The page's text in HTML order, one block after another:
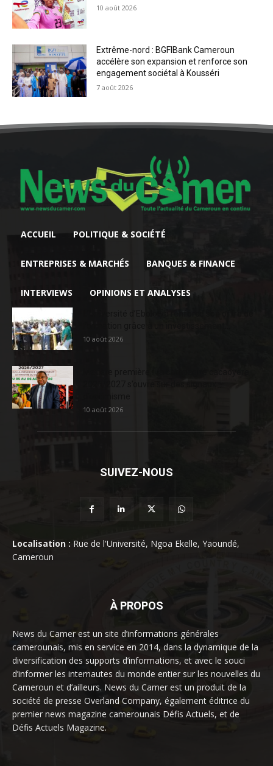
10 août 2026
Extrême-nord : BGFIBank Cameroun
accélère son expansion et renforce son
engagement sociétal à Kousséri
7 août 2026
ACCUEIL POLITIQUE & SOCIÉTÉ
ENTREPRISES & MARCHÉS BANQUES & FINANCE
INTERVIEWS OPINIONS ET ANALYSES
10 août 2026
10 août 2026
SUIVEZ-NOUS
Localisation : Rue de l'Université, Ngoa Ekelle, Yaoundé,
Cameroun
À PROPOS
News du Camer est un site d’informations générales
camerounais, mis en service en 2014, dans la dynamique de la
diversification des supports d’informations, et avec le souci
d’informer les internautes du monde entier sur les nouvelles du
Cameroun et d’ailleurs. News du Camer est un produit de la
société de presse Overland Company, également éditrice du
premier news magazine camerounais Défis Actuels, et de
Défis Actuels Magazine.